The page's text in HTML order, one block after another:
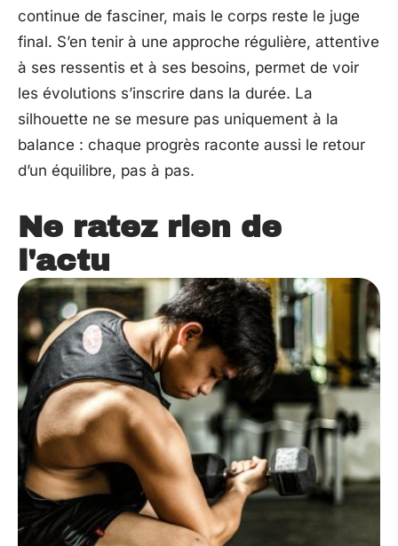
continue de fasciner, mais le corps reste le juge
final. S’en tenir à une approche régulière, attentive
à ses ressentis et à ses besoins, permet de voir
les évolutions s’inscrire dans la durée. La
silhouette ne se mesure pas uniquement à la
balance : chaque progrès raconte aussi le retour
d’un équilibre, pas à pas.
Ne ratez rien de
l'actu